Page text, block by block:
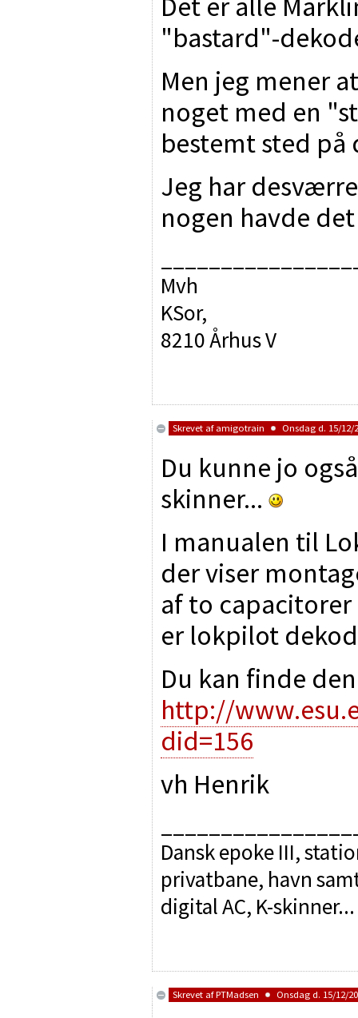
"bastard"-
Men jeg mener
noget med en
bestemt sted på
Jeg har
nogen havde
Mvh
KSor,
8210 Århus V
Skrevet af amigotrain Onsdag d. 15/12/
Du kunne jo
skinner...
I manualen til
der viser
af to
er lokpilot
Du kan finde
http://
did=156
vh Henrik
Dansk epoke III,
privatbane, havn
digital AC, K-skinner...
Skrevet afPTMadsen Onsdag d. 15/12/